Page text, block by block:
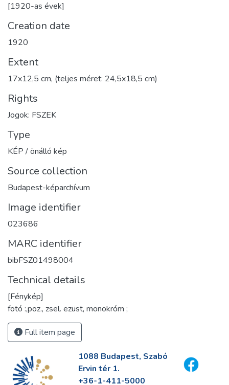
[1920-as évek]
Creation date
1920
Extent
17x12,5 cm, (teljes méret: 24,5x18,5 cm)
Rights
Jogok: FSZEK
Type
KÉP / önálló kép
Source collection
Budapest-képarchívum
Image identifier
023686
MARC identifier
bibFSZ01498004
Technical details
[Fénykép]
fotó :,poz., zsel. ezüst, monokróm ;
Full item page
1088 Budapest, Szabó
Ervin tér 1.
+36-1-411-5000